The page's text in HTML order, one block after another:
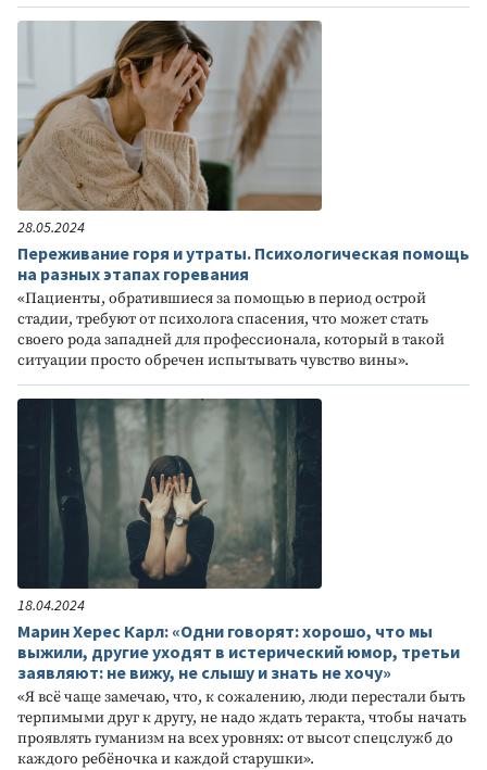
28.05.2024
Переживание горя и утраты. Психологическая помощь
на разных этапах горевания
«Пациенты, обратившиеся за помощью в период острой
стадии, требуют от психолога спасения, что может стать
своего рода западней для профессионала, который в такой
ситуации просто обречен испытывать чувство вины».
18.04.2024
Марин Херес Карл: «Одни говорят: хорошо, что мы
выжили, другие уходят в истерический юмор, третьи
заявляют: не вижу, не слышу и знать не хочу»
«Я всё чаще замечаю, что, к сожалению, люди перестали быть
терпимыми друг к другу, не надо ждать теракта, чтобы начать
проявлять гуманизм на всех уровнях: от высот спецслужб до
каждого ребёночка и каждой старушки».